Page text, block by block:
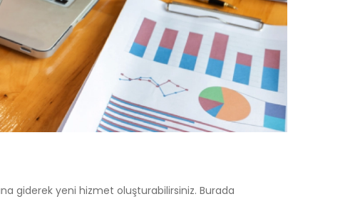
giderek yeni hizmet oluşturabilirsiniz. Burada